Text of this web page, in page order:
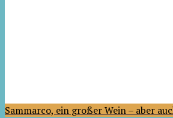
Sammarco, ein großer Wein – aber